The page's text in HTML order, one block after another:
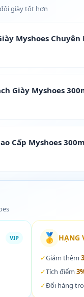
giày tốt hơn
Myshoes
Giày Myshoes
Cấp Myshoes
VIP 🥇 HẠNG
✓Giảm thêm
✓Tích điểm
✓Đổi hàng